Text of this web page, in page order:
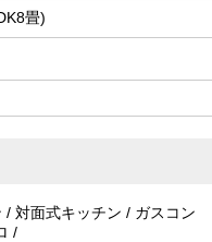
畳)
/ 対面式キッチン / ガスコン
/